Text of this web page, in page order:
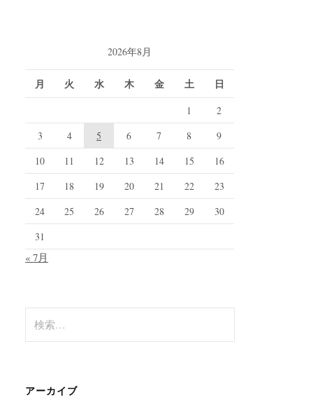
2026年8月
月 火 水 木 金 土 日
1
2
3
4 5 6 7 8
9
10
11 12 13 14 15
16
17
18 19 20 21 22
23
24
25 26 27 28 29
30
31
« 7月
索:
アーカイブ